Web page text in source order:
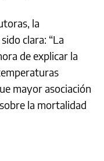
la
clara: “La
de explicar la
mayor asociación
la mortalidad